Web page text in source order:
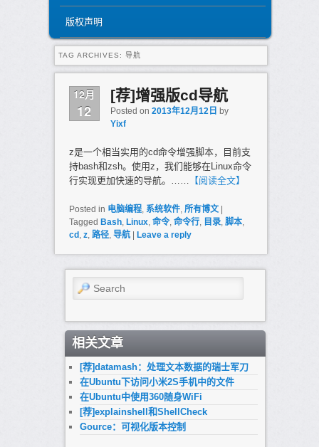
版权声明
TAG ARCHIVES: 导航
12月
12
[荐]增强版cd导航
Posted on 2013年12月12日 by
Yixf
z是一个相当实用的cd命令增强脚本，目前支
持bash和zsh。使用z，我们能够在Linux命令
行实现更加快速的导航。…… 【阅读全文】
Posted in 电脑编程, 系统软件, 所有博文
Tagged Bash, Linux, 命令, 命令行, 目录, 脚本,
cd , z, 路径, 导航 Leave a reply
Search
相关文章
[荐]datamash：处理文本数据的瑞士军刀
在Ubuntu下访问小米2S手机中的文件
在Ubuntu中使用360随身WiFi
[荐]explainshell和ShellCheck
Gource：可视化版本控制